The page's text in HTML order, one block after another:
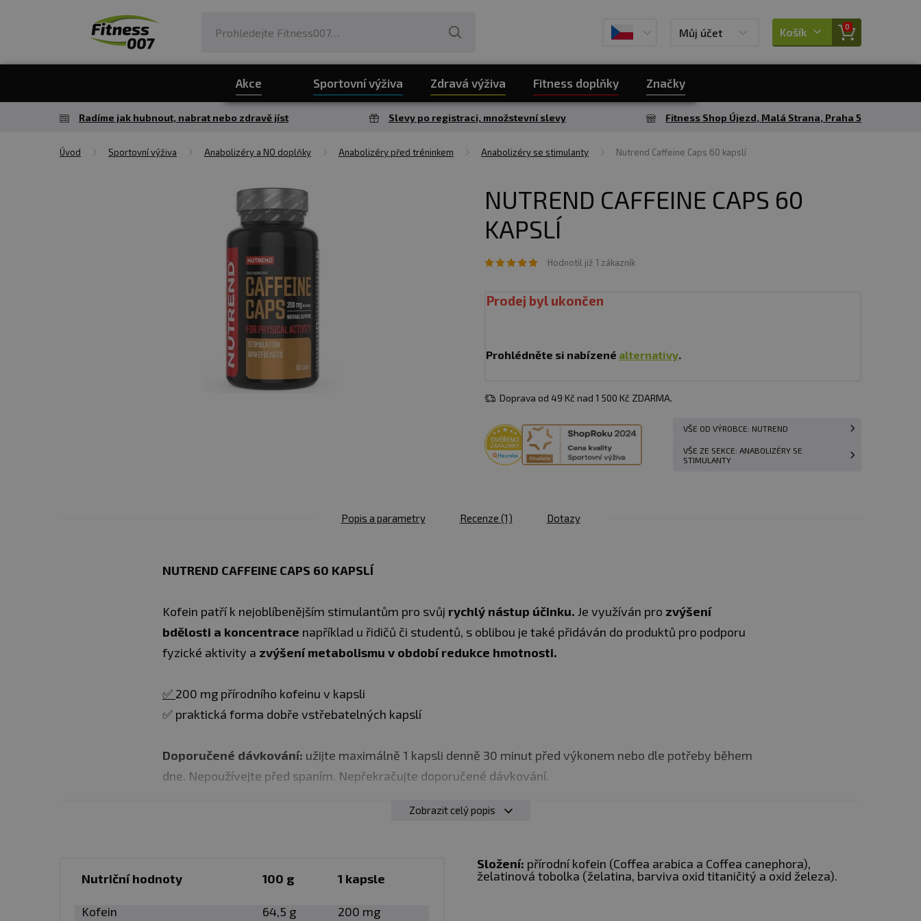
Můj účet Košík 0
Akce Sportovní výživa Zdravá výživa Fitness doplňky Značky
Radíme jak hubnout, nabrat nebo zdravě jíst Slevy po registraci, množstevní slevy Fitness Shop Újezd, Malá Strana, Praha 5
Úvod Sportovní výživa Anabolizéry a NO doplňky Anabolizéry před tréninkem Anabolizéry se stimulanty Nutrend Caffeine Caps 60 kapslí
NUTREND CAFFEINE CAPS 60
KAPSLÍ
Hodnotil již 1 zákazník
Prodej byl ukončen
Prohlédněte si nabízené alternativy.
Doprava od 49 Kč nad 1 500 Kč ZDARMA.
VŠE OD VÝROBCE: NUTREND
VŠE ZE SEKCE: ANABOLIZÉRY SE
STIMULANTY
Popis a parametry Recenze (1) Dotazy
NUTREND CAFFEINE CAPS 60 KAPSLÍ
Kofein patří k nejoblíbenějším stimulantům pro svůj rychlý nástup účinku. Je využíván pro zvýšení
bdělosti a koncentrace například u řidičů či studentů, s oblibou je také přidáván do produktů pro podporu
fyzické aktivity a zvýšení metabolismu v období redukce hmotnosti.
✅ 200 mg přírodního kofeinu v kapsli
✅ praktická forma dobře vstřebatelných kapslí
Doporučené dávkování: užijte maximálně 1 kapsli denně 30 minut před výkonem nebo dle potřeby během
dne. Nepoužívejte před spaním. Nepřekračujte doporučené dávkování.
dle doporučeného dávkování polkněte kapsle a zapijte dostatečným množstvím vody.
Balení
Zobrazit celý popis
Nutriční hodnoty 100 g 1 kapsle
Kofein 64,5 g 200 mg
Složení: přírodní kofein (Coffea arabica a Coffea canephora),
želatinová tobolka (želatina, barviva oxid titaničitý a oxid železa).